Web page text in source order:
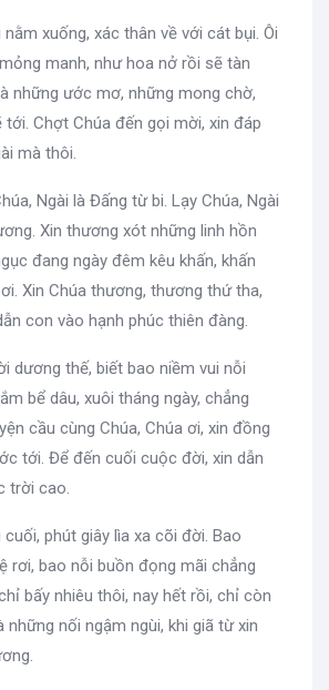
xuống, xác thân về với cát bụi. Ôi
manh, như hoa nở rồi sẽ tàn
những ước mơ, những mong chờ,
Chợt Chúa đến gọi mời, xin đáp
mà thôi.
Ngài là Đấng từ bi. Lạy Chúa, Ngài
Xin thương xót những linh hồn
đang ngày đêm kêu khấn, khấn
Xin Chúa thương, thương thứ tha,
con vào hạnh phúc thiên đàng.
dương thế, biết bao niềm vui nỗi
bể dâu, xuôi tháng ngày, chẳng
cầu cùng Chúa, Chúa ơi, xin đồng
tới. Để đến cuối cuộc đời, xin dẫn
trời cao.
phút giây lìa xa cõi đời. Bao
rơi, bao nỗi buồn đọng mãi chẳng
bấy nhiêu thôi, nay hết rồi, chỉ còn
những nối ngậm ngùi, khi giã từ xin